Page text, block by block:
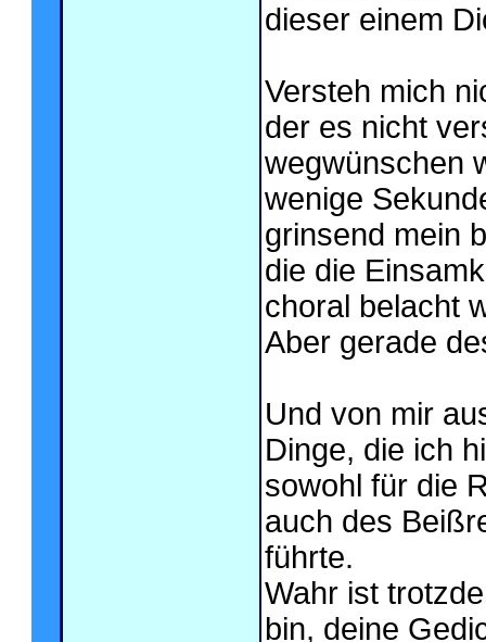
dieser einem
Versteh mich
der es nicht
wegwünschen
wenige
grinsend mein
die die
choral belacht
Aber gerade
Und von mir
Dinge, die ich
sowohl für die
auch des
führte.
Wahr ist
bin, deine